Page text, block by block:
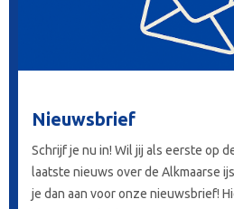
Nieuwsbrief
Schrijf je nu in! Wil jij als eerste op
laatste nieuws over de Alkmaarse
je dan aan voor onze nieuwsbrief!